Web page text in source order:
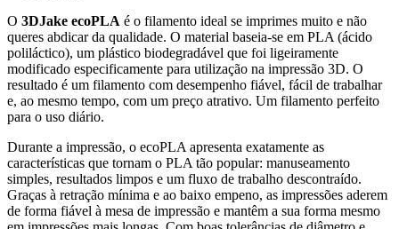
O 3DJake ecoPLA é o filamento ideal se imprimes muito e não
queres abdicar da qualidade. O material baseia-se em PLA (ácido
poliláctico), um plástico biodegradável que foi ligeiramente
modificado especificamente para utilização na impressão 3D. O
resultado é um filamento com desempenho fiável, fácil de trabalhar
e, ao mesmo tempo, com um preço atrativo. Um filamento perfeito
para o uso diário.
Durante a impressão, o ecoPLA apresenta exatamente as
características que tornam o PLA tão popular: manuseamento
simples, resultados limpos e um fluxo de trabalho descontraído.
Graças à retração mínima e ao baixo empeno, as impressões aderem
de forma fiável à mesa de impressão e mantêm a sua forma mesmo